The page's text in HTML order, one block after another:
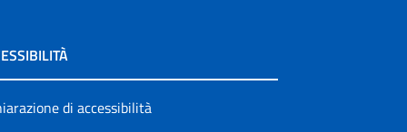
di accessibilità